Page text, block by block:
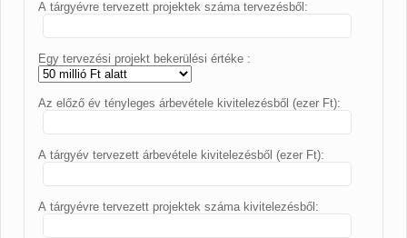
A tárgyévre tervezett projektek száma tervezésből:
Egy tervezési projekt bekerülési értéke :
Az előző év tényleges árbevétele kivitelezésből (ezer Ft):
A tárgyév tervezett árbevétele kivitelezésből (ezer Ft):
A tárgyévre tervezett projektek száma kivitelezésből: